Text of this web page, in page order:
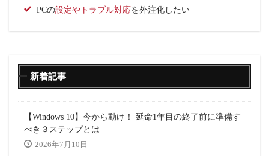
PCの設定やトラブル対応を外注化したい
新着記事
【Windows 10】今から動け！ 延命1年目の終了前に準備す
べき３ステップとは
2026年7月10日